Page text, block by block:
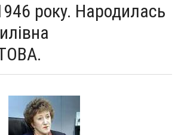
року. Народилась